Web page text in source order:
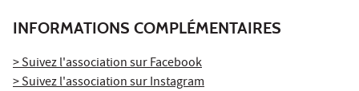
INFORMATIONS COMPLÉMENTAIRES
> Suivez l'association sur Facebook
> Suivez l'association sur Instagram